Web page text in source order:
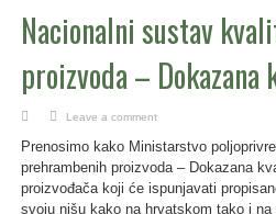
Nacionalni sustav
proizvoda – Dokazana
Leave a comment
Prenosimo kako Ministarstvo
prehrambenih proizvoda – Dokazana
proizvođača koji će ispunjavati
svoju nišu kako na hrvatskom tako i